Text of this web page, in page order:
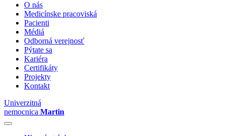
O nás
Medicínske pracoviská
Pacienti
Médiá
Odborná verejnosť
Pýtate sa
Kariéra
Certifikáty
Projekty
Kontakt
Univerzitná
nemocnica Martin